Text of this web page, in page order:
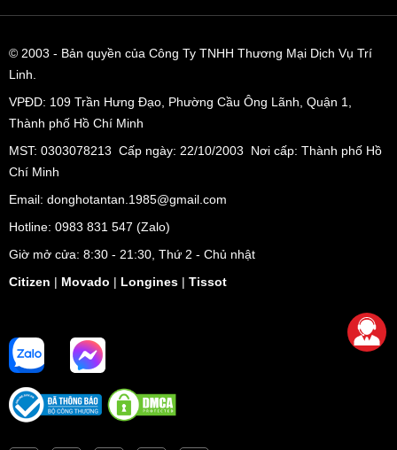
© 2003 - Bản quyền của Công Ty TNHH Thương Mại Dịch Vụ Trí
Linh.
VPĐD: 109 Trần Hưng Đạo, Phường Cầu Ông Lãnh, Quận 1,
Thành phố Hồ Chí Minh
MST: 0303078213 Cấp ngày: 22/10/2003 Nơi cấp: Thành phố Hồ
Chí Minh
Email: donghotantan.1985@gmail.com
Hotline: 0983 831 547 (Zalo)
Giờ mở cửa: 8:30 - 21:30, Thứ 2 - Chủ nhật
Citizen | Movado | Longines | Tissot